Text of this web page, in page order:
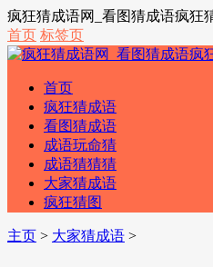
疯狂猜成语网_看图猜成语疯狂
首页 标签页
首页
疯狂猜成语
看图猜成语
成语玩命猜
成语猜猜猜
大家猜成语
疯狂猜图
主页 > 大家猜成语 >